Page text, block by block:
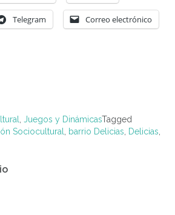
Telegram Correo electrónico
Juegos y DinámicasTagged
Sociocultural barrio Delicias Delicias